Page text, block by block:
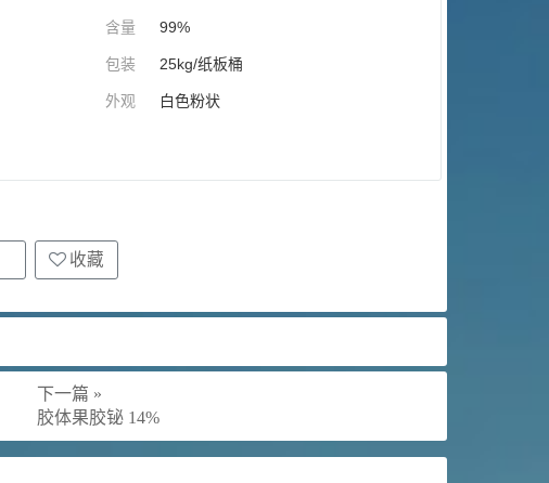
含量 99%
包装 25kg/纸板桶
外观 白色粉状
收藏
下一篇 »
胶体果胶铋 14%